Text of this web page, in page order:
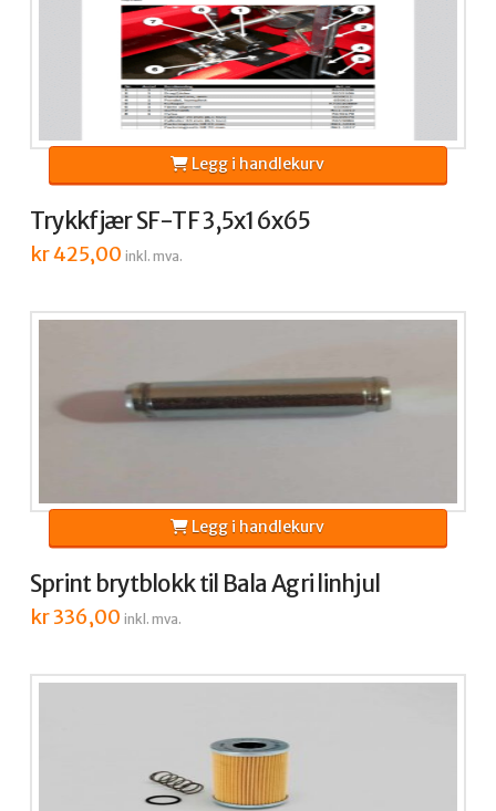
Trykkfjær SF-TF 3,5x16x65
kr425,00 inkl. mva.
Legg i handlekurv
Sprint brytblokk til Bala Agri linhjul
kr336,00 inkl. mva.
Legg i handlekurv